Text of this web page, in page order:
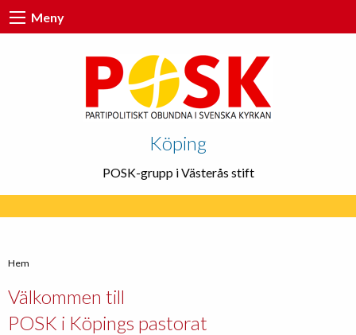
Meny
Köping
POSK-grupp i Västerås stift
Hem
Välkommen till
POSK i Köpings pastorat